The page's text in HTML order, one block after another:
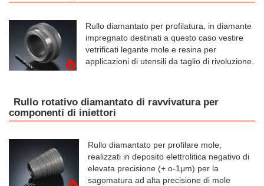
Rullo diamantato per profilatura, in diamante
impregnato destinati a questo caso vestire
vetrificati legante mole e resina per
applicazioni di utensili da taglio di rivoluzione.
Rullo rotativo diamantato di ravvivatura per
componenti di iniettori
Rullo diamantato per profilare mole,
realizzati in deposito elettrolitica negativo di
elevata precisione (+ o-1μm) per la
sagomatura ad alta precisione di mole